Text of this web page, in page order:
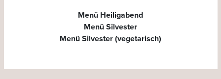
Menü Heiligabend
Menü Silvester
Menü Silvester (vegetarisch)